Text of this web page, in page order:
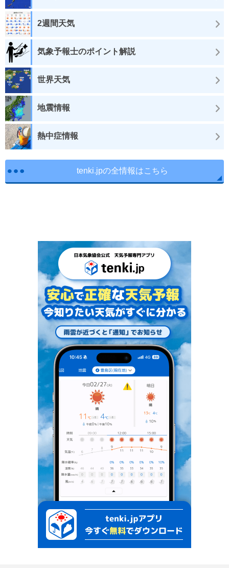
2週間天気
気象予報士のポイント解説
世界天気
地震情報
熱中症情報
tenki.jpの全情報はこちら